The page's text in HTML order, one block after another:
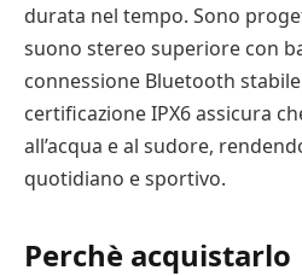
durata nel tempo. Sono
suono stereo superiore con
connessione Bluetooth
certificazione IPX6 assicura
all’acqua e al sudore,
quotidiano e sportivo.
Perchè acquistarlo